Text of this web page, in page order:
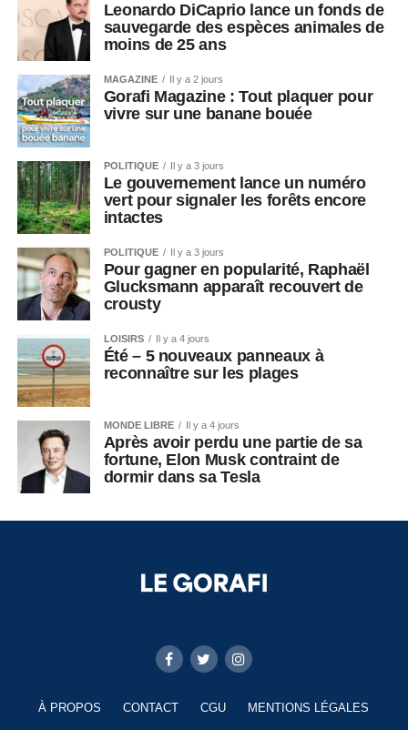
Leonardo DiCaprio lance un fonds de
sauvegarde des espèces animales de
moins de 25 ans
MAGAZINE Il y a 2 jours
Gorafi Magazine : Tout plaquer pour
vivre sur une banane bouée
POLITIQUE Il y a 3 jours
Le gouvernement lance un numéro
vert pour signaler les forêts encore
intactes
POLITIQUE Il y a 3 jours
Pour gagner en popularité, Raphaël
Glucksmann apparaît recouvert de
crousty
LOISIRS Il y a 4 jours
Été – 5 nouveaux panneaux à
reconnaître sur les plages
MONDE LIBRE Il y a 4 jours
Après avoir perdu une partie de sa
fortune, Elon Musk contraint de
dormir dans sa Tesla
À PROPOS CONTACT CGU MENTIONS LÉGALES